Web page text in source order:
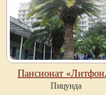
Пансионат
Пицунда